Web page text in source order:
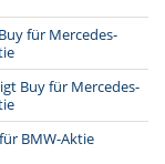
für Mercedes-
Buy für Mercedes-
BMW-Aktie